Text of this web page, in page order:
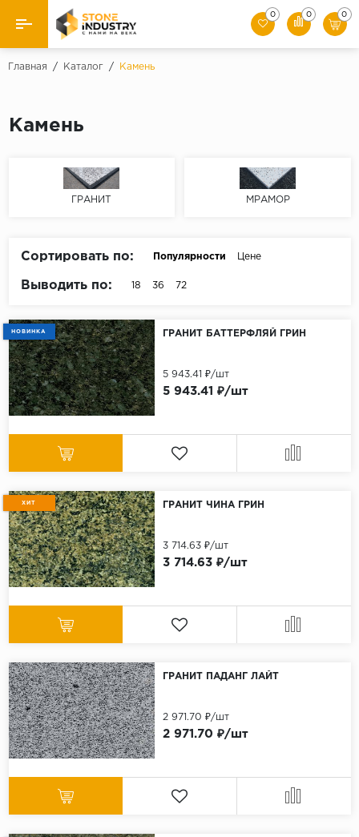
Назад
0 0 0
Главная / Каталог / Камень
Камень
ГРАНИТ МРАМОР
Сортировать по: Популярности Цене
Выводить по: 18 36 72
НОВИНКА ГРАНИТ БАТТЕРФЛЯЙ ГРИН
5 943.41 ₽/шт
5 943.41 ₽/шт
ХИТ ГРАНИТ ЧИНА ГРИН
3 714.63 ₽/шт
3 714.63 ₽/шт
ГРАНИТ ПАДАНГ ЛАЙТ
2 971.70 ₽/шт
2 971.70 ₽/шт